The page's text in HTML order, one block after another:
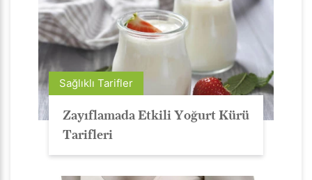
Sağlıklı Tarifler
Zayıflamada Etkili Yoğurt Kürü
Tarifleri